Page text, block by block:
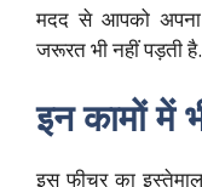
मदद से आपको अपना
जरूरत भी नहीं पड़ती है.
इन कामों में
इस फीचर का